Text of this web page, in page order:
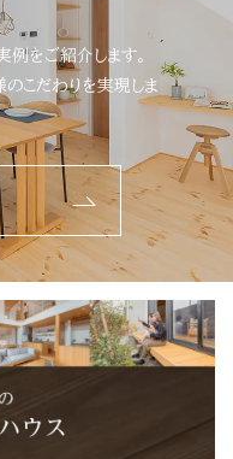
例をご紹介します。
こだわりを実現しま